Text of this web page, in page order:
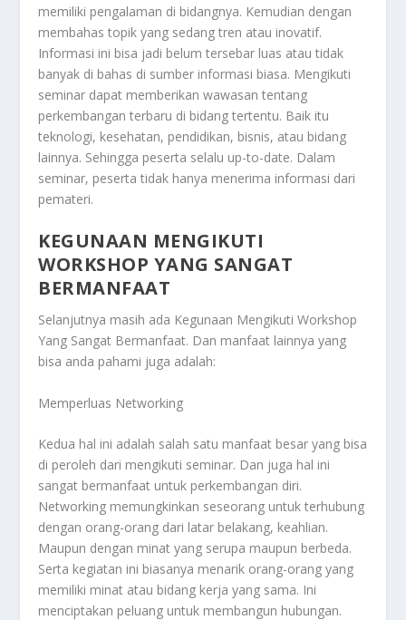
memiliki pengalaman di bidangnya. Kemudian dengan
membahas topik yang sedang tren atau inovatif.
Informasi ini bisa jadi belum tersebar luas atau tidak
banyak di bahas di sumber informasi biasa. Mengikuti
seminar dapat memberikan wawasan tentang
perkembangan terbaru di bidang tertentu. Baik itu
teknologi, kesehatan, pendidikan, bisnis, atau bidang
lainnya. Sehingga peserta selalu up-to-date. Dalam
seminar, peserta tidak hanya menerima informasi dari
pemateri.
KEGUNAAN MENGIKUTI
WORKSHOP YANG SANGAT
BERMANFAAT
Selanjutnya masih ada Kegunaan Mengikuti Workshop
Yang Sangat Bermanfaat. Dan manfaat lainnya yang
bisa anda pahami juga adalah:
Memperluas Networking
Kedua hal ini adalah salah satu manfaat besar yang bisa
di peroleh dari mengikuti seminar. Dan juga hal ini
sangat bermanfaat untuk perkembangan diri.
Networking memungkinkan seseorang untuk terhubung
dengan orang-orang dari latar belakang, keahlian.
Maupun dengan minat yang serupa maupun berbeda.
Serta kegiatan ini biasanya menarik orang-orang yang
memiliki minat atau bidang kerja yang sama. Ini
menciptakan peluang untuk membangun hubungan.